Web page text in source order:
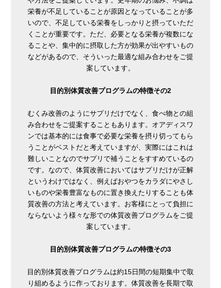
栄養が不足していることが原因となっていることが多
いので、不足している栄養をしっかりと摂っていただ
くことが重要です。ただ、必要となる栄養が複数にな
ることや、集中的に摂取した方が効果が出やすいもの
などがあるので、そういった最適な組み合わせをご提
案しています。
目的別体質改善プログラムの特徴その2
むくみ改善のようにサプリだけでなく、食べ物との組
み合わせをご提案することもあります。オアディスワ
ンでは基本的には食事で必要な栄養を摂り切ってもら
うことがベストだと考えていますが、実際にはこれは
難しいことなのでサプリで補うことをすすめているの
です。なので、体質改善においてはサプリだけが正解
というわけではなく、例えばおやつをカラダにやさし
いものや栄養豊富なものに置き換えたりすることも体
質改善の方法と考えています。お客様にとって負担に
ならないよう様々な形での体質改善プログラムをご提
案しています。
目的別体質改善プログラムの特徴その3
目的別体質改善プログラムは約15日間の短期集中で取
り組めるように作っております。体質改善を長期で取